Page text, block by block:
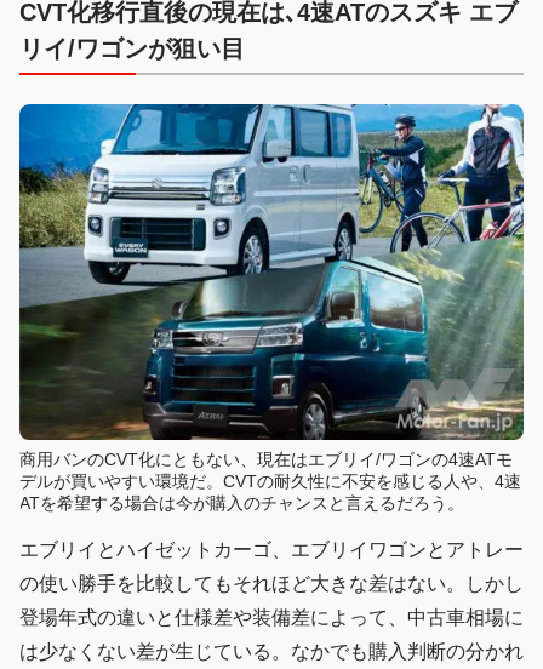
CVT化移行直後の現在は､4速ATのスズキ エブ
リイ/ワゴンが狙い目
商用バンのCVT化にともない、現在はエブリイ/ワゴンの4速ATモ
デルが買いやすい環境だ。CVTの耐久性に不安を感じる人や、4速
ATを希望する場合は今が購入のチャンスと言えるだろう。
エブリイとハイゼットカーゴ、エブリイワゴンとアトレー
の使い勝手を比較してもそれほど大きな差はない。しかし
登場年式の違いと仕様差や装備差によって、中古車相場に
は少なくない差が生じている。なかでも購入判断の分かれ